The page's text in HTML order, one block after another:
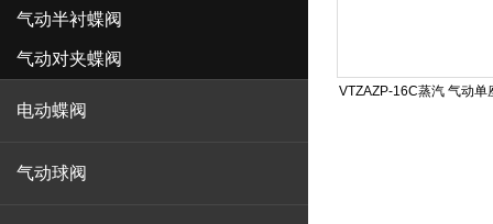
气动半衬蝶阀
气动对夹蝶阀
电动蝶阀
气动球阀
VTZAZP-16C蒸汽 气动单